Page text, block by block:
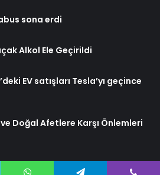
sona erdi
Alkol Ele Geçirildi
EV satışları Tesla’yı geçince
Doğal Afetlere Karşı Önlemleri